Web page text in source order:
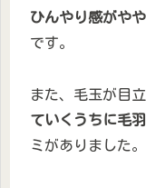
ひんやり感がや
です。
また、毛玉が目
ていくうちに毛
ミがありました。